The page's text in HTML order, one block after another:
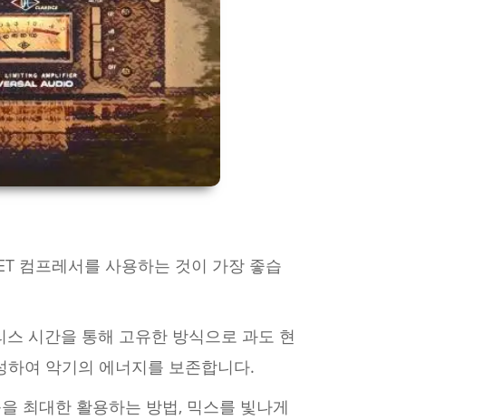
컴프레서를 사용하는 것이 가장 좋습
시간을 통해 고유한 방식으로 과도 현
여 악기의 에너지를 보존합니다.
최대한 활용하는 방법, 믹스를 빛나게